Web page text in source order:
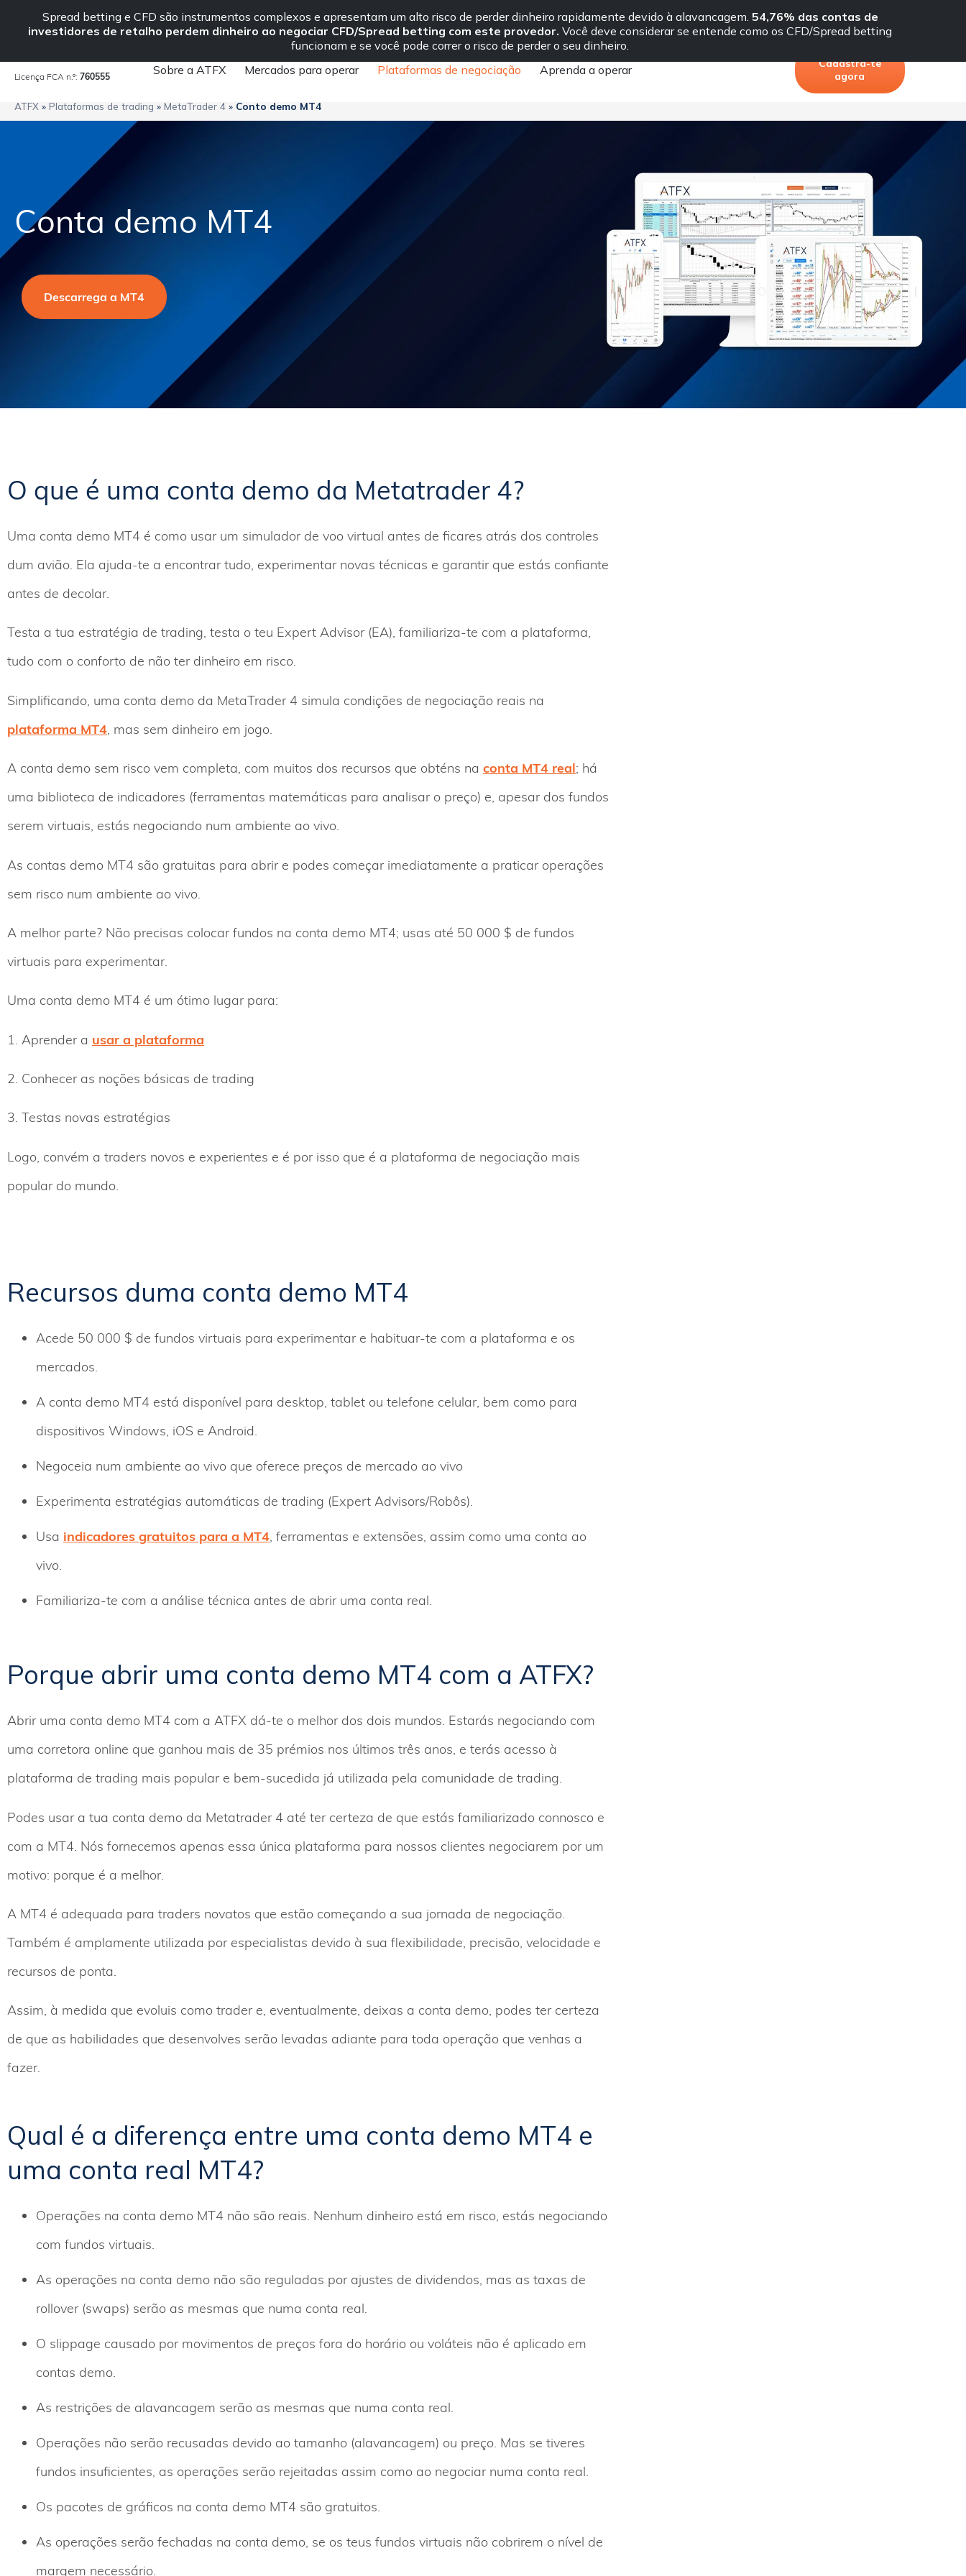
Spread betting e CFD são instrumentos complexos e apresentam um alto risco de perder dinheiro rapidamente devido à alavancagem. 54,76% das contas de
investidores de retalho perdem dinheiro ao negociar CFD/Spread betting com este provedor. Você deve considerar se entende como os CFD/Spread betting
funcionam e se você pode correr o risco de perder o seu dinheiro.
Licença FCA n.º: 760555
Institucional Fale Conosco Idioma Portal do cliente
Sobre a ATFX Mercados para operar Plataformas de negociação Aprenda a operar
Cadastra-te
agora
ATFX » Plataformas de trading » MetaTrader 4 » Conto demo MT4
Conta demo MT4
Descarrega a MT4
O que é uma conta demo da Metatrader 4?
Uma conta demo MT4 é como usar um simulador de voo virtual antes de ficares atrás dos controles
dum avião. Ela ajuda-te a encontrar tudo, experimentar novas técnicas e garantir que estás confiante
antes de decolar.
Testa a tua estratégia de trading, testa o teu Expert Advisor (EA), familiariza-te com a plataforma,
tudo com o conforto de não ter dinheiro em risco.
Simplificando, uma conta demo da MetaTrader 4 simula condições de negociação reais na
plataforma MT4, mas sem dinheiro em jogo.
A conta demo sem risco vem completa, com muitos dos recursos que obténs na conta MT4 real; há
uma biblioteca de indicadores (ferramentas matemáticas para analisar o preço) e, apesar dos fundos
serem virtuais, estás negociando num ambiente ao vivo.
As contas demo MT4 são gratuitas para abrir e podes começar imediatamente a praticar operações
sem risco num ambiente ao vivo.
A melhor parte? Não precisas colocar fundos na conta demo MT4; usas até 50 000 $ de fundos
virtuais para experimentar.
Uma conta demo MT4 é um ótimo lugar para:
1. Aprender a usar a plataforma
2. Conhecer as noções básicas de trading
3. Testas novas estratégias
Logo, convém a traders novos e experientes e é por isso que é a plataforma de negociação mais
popular do mundo.
Recursos duma conta demo MT4
Acede 50 000 $ de fundos virtuais para experimentar e habituar-te com a plataforma e os
mercados.
A conta demo MT4 está disponível para desktop, tablet ou telefone celular, bem como para
dispositivos Windows, iOS e Android.
Negoceia num ambiente ao vivo que oferece preços de mercado ao vivo
Experimenta estratégias automáticas de trading (Expert Advisors/Robôs).
Usa indicadores gratuitos para a MT4, ferramentas e extensões, assim como uma conta ao
vivo.
Familiariza-te com a análise técnica antes de abrir uma conta real.
Porque abrir uma conta demo MT4 com a ATFX?
Abrir uma conta demo MT4 com a ATFX dá-te o melhor dos dois mundos. Estarás negociando com
uma corretora online que ganhou mais de 35 prémios nos últimos três anos, e terás acesso à
plataforma de trading mais popular e bem-sucedida já utilizada pela comunidade de trading.
Podes usar a tua conta demo da Metatrader 4 até ter certeza de que estás familiarizado connosco e
com a MT4. Nós fornecemos apenas essa única plataforma para nossos clientes negociarem por um
motivo: porque é a melhor.
A MT4 é adequada para traders novatos que estão começando a sua jornada de negociação.
Também é amplamente utilizada por especialistas devido à sua flexibilidade, precisão, velocidade e
recursos de ponta.
Assim, à medida que evoluis como trader e, eventualmente, deixas a conta demo, podes ter certeza
de que as habilidades que desenvolves serão levadas adiante para toda operação que venhas a
fazer.
Qual é a diferença entre uma conta demo MT4 e
uma conta real MT4?
Operações na conta demo MT4 não são reais. Nenhum dinheiro está em risco, estás negociando
com fundos virtuais.
As operações na conta demo não são reguladas por ajustes de dividendos, mas as taxas de
rollover (swaps) serão as mesmas que numa conta real.
O slippage causado por movimentos de preços fora do horário ou voláteis não é aplicado em
contas demo.
As restrições de alavancagem serão as mesmas que numa conta real.
Operações não serão recusadas devido ao tamanho (alavancagem) ou preço. Mas se tiveres
fundos insuficientes, as operações serão rejeitadas assim como ao negociar numa conta real.
Os pacotes de gráficos na conta demo MT4 são gratuitos.
As operações serão fechadas na conta demo, se os teus fundos virtuais não cobrirem o nível de
margem necessário.